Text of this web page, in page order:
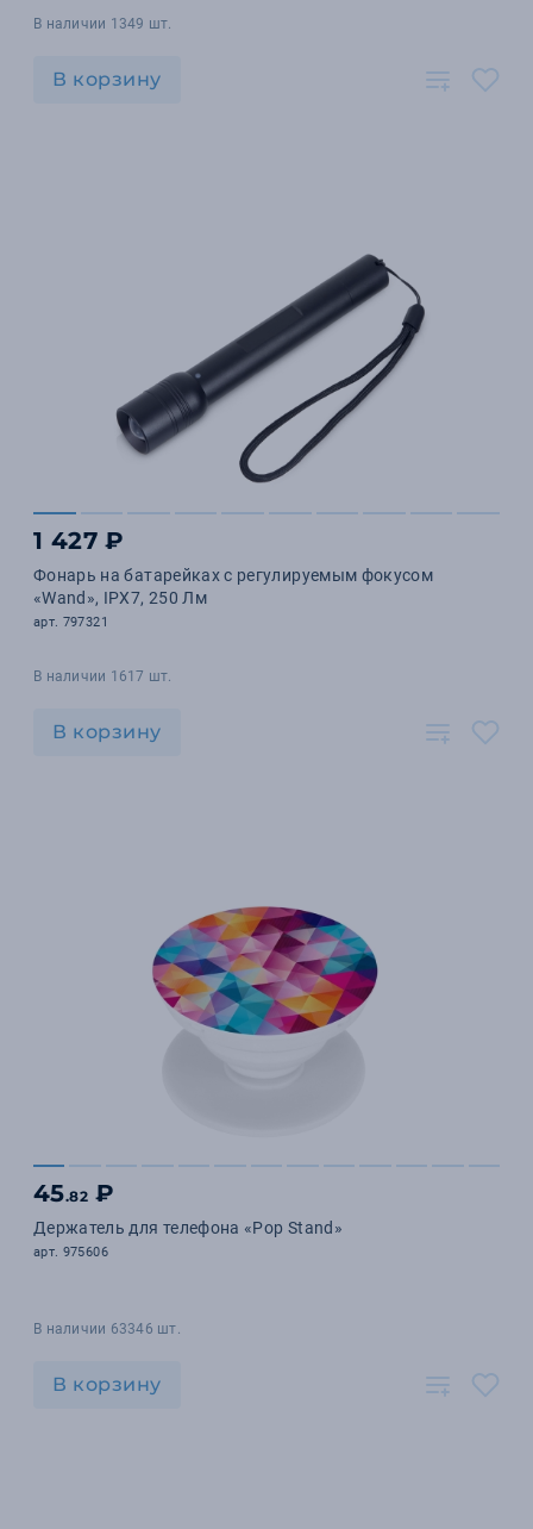
В наличии 1349 шт.
В корзину
1 427 ₽
Фонарь на батарейках с регулируемым фокусом
«Wand», IPX7, 250 Лм
арт. 797321
В наличии 1617 шт.
В корзину
45.82 ₽
Держатель для телефона «Pop Stand»
арт. 975606
В наличии 63346 шт.
В корзину